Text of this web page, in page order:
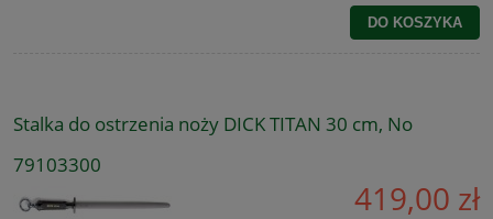
DO KOSZYKA
Stalka do ostrzenia noży DICK TITAN 30 cm, No
79103300
419,00 zł